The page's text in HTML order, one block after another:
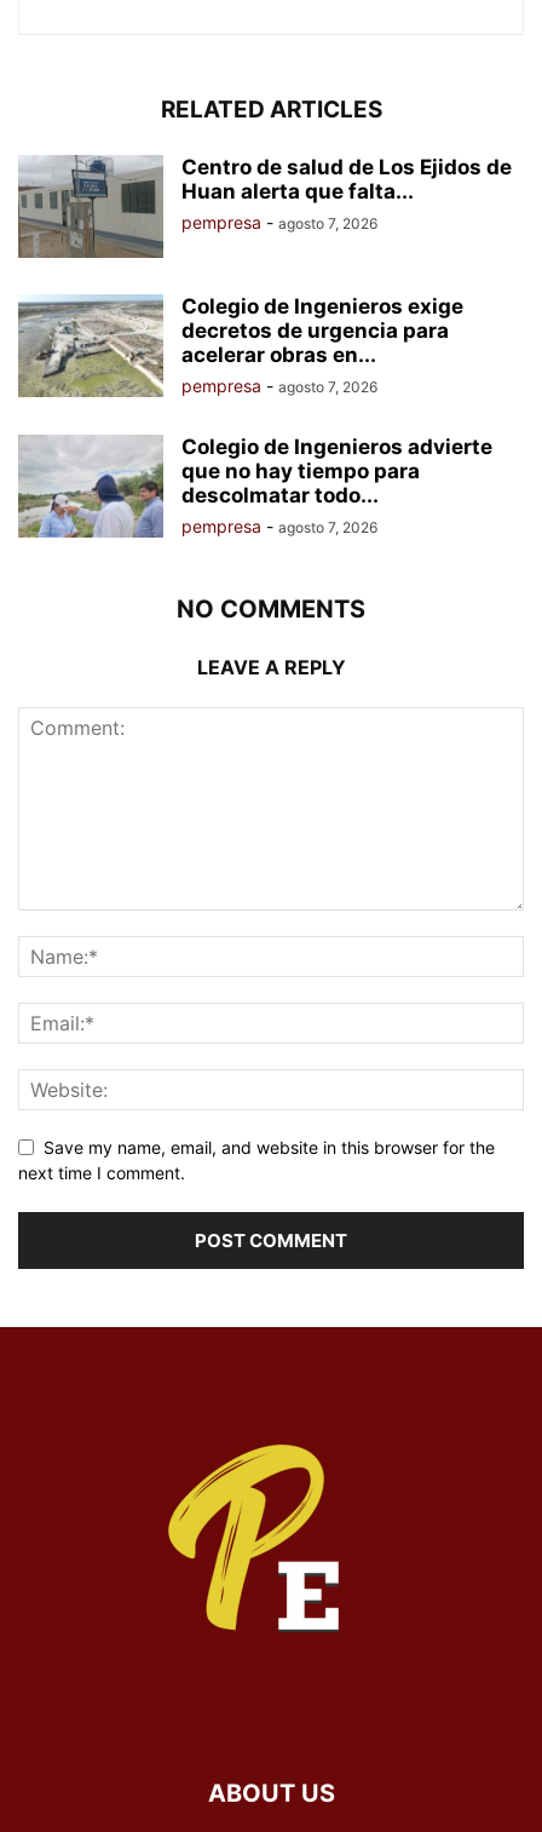
RELATED ARTICLES
Centro de salud de Los Ejidos de
Huan alerta que falta...
pempresa - agosto 7, 2026
Colegio de Ingenieros exige
decretos de urgencia para
acelerar obras en...
pempresa - agosto 7, 2026
Colegio de Ingenieros advierte
que no hay tiempo para
descolmatar todo...
pempresa - agosto 7, 2026
NO COMMENTS
LEAVE A REPLY
Save my name, email, and website in this browser for the
next time I comment.
ABOUT US